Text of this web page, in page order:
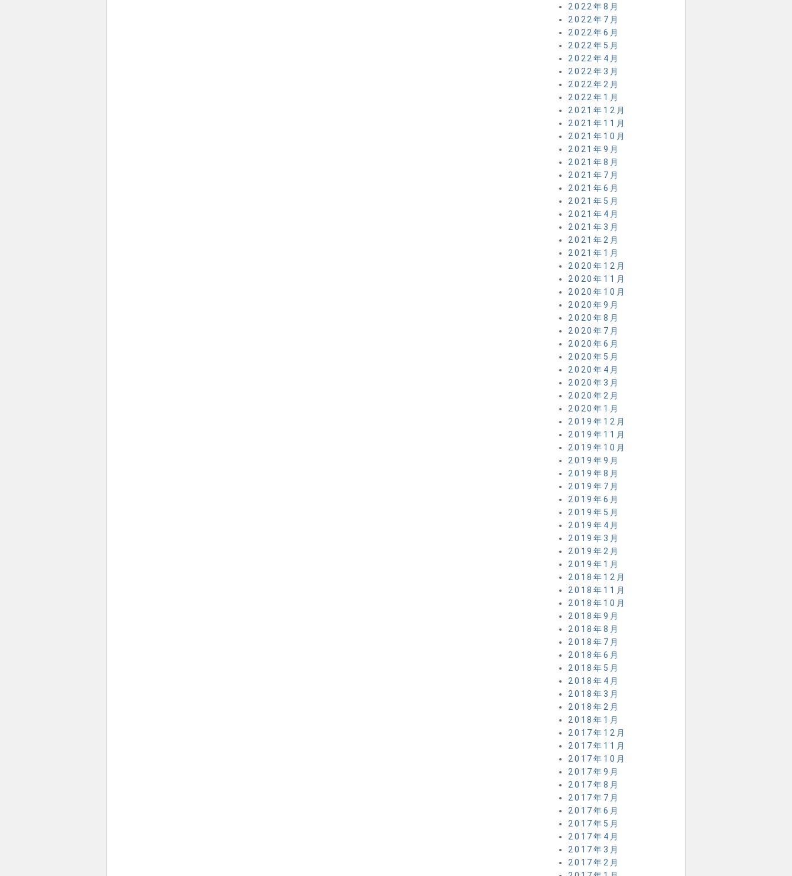
2022年8月
2022年7月
2022年6月
2022年5月
2022年4月
2022年3月
2022年2月
2022年1月
2021年12月
2021年11月
2021年10月
2021年9月
2021年8月
2021年7月
2021年6月
2021年5月
2021年4月
2021年3月
2021年2月
2021年1月
2020年12月
2020年11月
2020年10月
2020年9月
2020年8月
2020年7月
2020年6月
2020年5月
2020年4月
2020年3月
2020年2月
2020年1月
2019年12月
2019年11月
2019年10月
2019年9月
2019年8月
2019年7月
2019年6月
2019年5月
2019年4月
2019年3月
2019年2月
2019年1月
2018年12月
2018年11月
2018年10月
2018年9月
2018年8月
2018年7月
2018年6月
2018年5月
2018年4月
2018年3月
2018年2月
2018年1月
2017年12月
2017年11月
2017年10月
2017年9月
2017年8月
2017年7月
2017年6月
2017年5月
2017年4月
2017年3月
2017年2月